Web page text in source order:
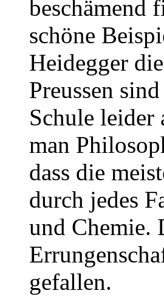
beschämend
schöne
Heidegger
Preussen
Schule leider
man
dass die
durch jedes
und Chemie.
gefallen.